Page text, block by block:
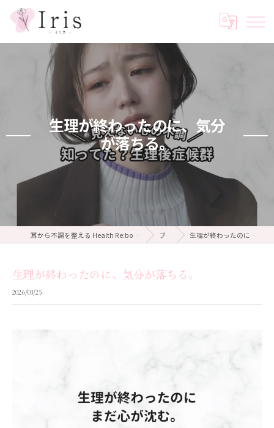
生理が終わったのに、気分
が落ちる。
耳から不調を整える Health Re:body salon Iris ～イリス～ ブログ 生理が終わったのに、気分が落ちる。
生理が終わったのに、気分が落ちる。
2026/03/25